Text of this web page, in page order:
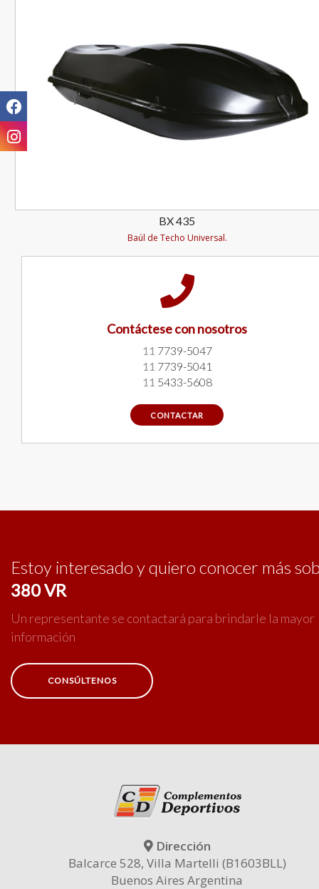
BX 435
Baúl de Techo Universal.
Contáctese con nosotros
11 7739-5047
11 7739-5041
11 5433-5608
CONTACTAR
Estoy interesado y quiero conocer más
380 VR
Un representante se contactará para brindarle la mayor
información
CONSÚLTENOS
Dirección
Balcarce 528, Villa Martelli (B1603BLL)
Buenos Aires Argentina